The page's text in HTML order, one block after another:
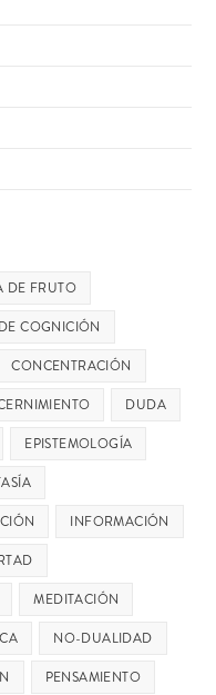
DE FRUTO
COGNICIÓN
CONCENTRACIÓN
DUDA
EPISTEMOLOGÍA
INFORMACIÓN
MEDITACIÓN
NO-DUALIDAD
PENSAMIENTO